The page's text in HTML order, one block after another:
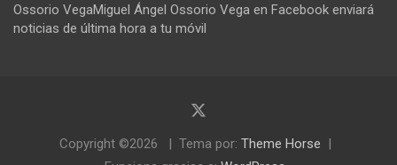
Ossorio VegaMiguel Ángel Ossorio Vega en Facebook enviará
noticias de última hora a tu móvil
Copyright ©2026 Tema por: Theme Horse